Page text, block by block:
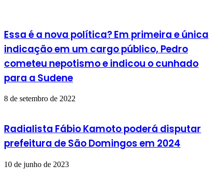
Essa é a nova política? Em primeira e única
indicação em um cargo público, Pedro
cometeu nepotismo e indicou o cunhado
para a Sudene
8 de setembro de 2022
Radialista Fábio Kamoto poderá disputar
prefeitura de São Domingos em 2024
10 de junho de 2023